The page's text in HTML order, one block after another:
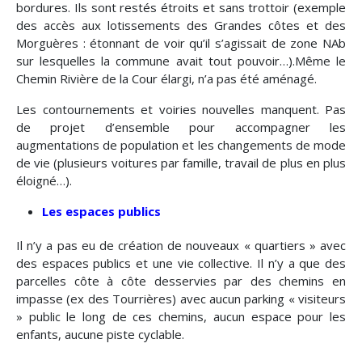
bordures. Ils sont restés étroits et sans trottoir (exemple
des accès aux lotissements des Grandes côtes et des
Morguères : étonnant de voir qu’il s’agissait de zone NAb
sur lesquelles la commune avait tout pouvoir…).Même le
Chemin Rivière de la Cour élargi, n’a pas été aménagé.
Les contournements et voiries nouvelles manquent. Pas
de projet d’ensemble pour accompagner les
augmentations de population et les changements de mode
de vie (plusieurs voitures par famille, travail de plus en plus
éloigné…).
Les espaces publics
Il n’y a pas eu de création de nouveaux « quartiers » avec
des espaces publics et une vie collective. Il n’y a que des
parcelles côte à côte desservies par des chemins en
impasse (ex des Tourrières) avec aucun parking « visiteurs
» public le long de ces chemins, aucun espace pour les
enfants, aucune piste cyclable.